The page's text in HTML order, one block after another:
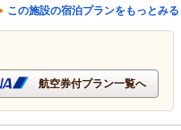
この施設の宿泊プランをもっとみる
航空券付プラン一覧へ